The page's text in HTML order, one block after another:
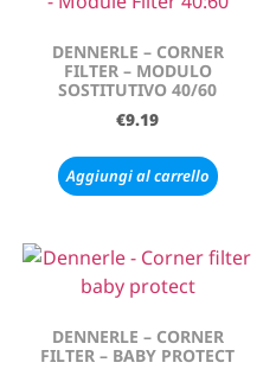
DENNERLE – CORNER
FILTER – MODULO
SOSTITUTIVO 40/60
€9.19
Aggiungi al carrello
DENNERLE – CORNER
FILTER – BABY PROTECT